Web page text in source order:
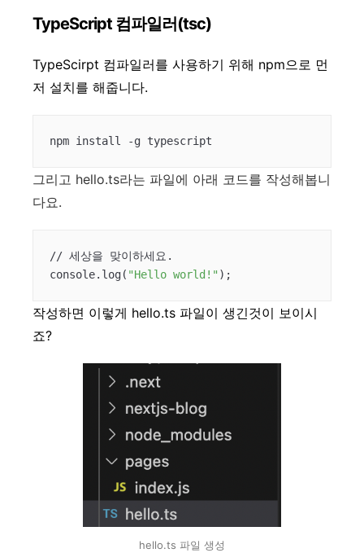
TypeScript 컴파일러(tsc)
TypeScirpt 컴파일러를 사용하기 위해 npm으로 먼
저 설치를 해줍니다.
npm install -g typescript
그리고 hello.ts라는 파일에 아래 코드를 작성해봅니
다요.
// 세상을 맞이하세요.
console.log( "Hello world!" );
작성하면 이렇게 hello.ts 파일이 생긴것이 보이시
죠?
hello.ts 파일 생성